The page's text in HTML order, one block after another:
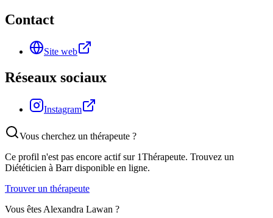
Contact
Site web
Réseaux sociaux
Instagram
Vous cherchez un thérapeute ?
Ce profil n'est pas encore actif sur 1Thérapeute. Trouvez un
Diététicien à Barrdisponible en ligne.
Trouver un thérapeute
Vous êtes Alexandra Lawan ?